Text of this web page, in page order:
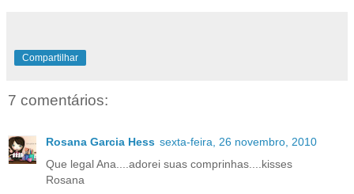
Compartilhar
7 comentários:
Rosana Garcia Hess sexta-feira, 26 novembro, 2010
Que legal Ana....adorei suas comprinhas....kisses
Rosana